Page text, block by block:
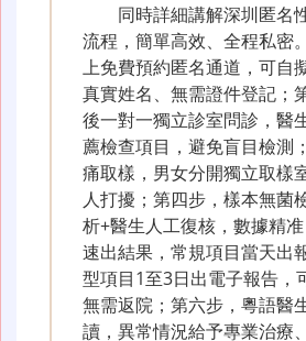
同時詳細講解深圳匿名
流程，簡單高效、全程私密
上免費預約匿名通道，可自
真實姓名、無需證件登記；
後一對一獨立診室問診，醫
薦檢查項目，避免盲目檢測
痛取樣，男女分開獨立取樣
人打擾；第四步，樣本無菌
析+醫生人工復核，數據精
速出結果，常規項目當天出
型項目1至3日出電子報告，
無需返院；第六步，粵語醫
讀，異常情況給予專業治療